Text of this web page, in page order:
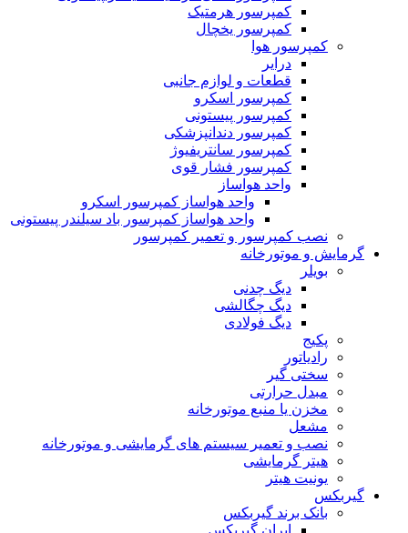
کمپرسور هرمتیک
کمپرسور یخچال
کمپرسور هوا
درایر
قطعات و لوازم جانبی
کمپرسور اسکرو
کمپرسور پیستونی
کمپرسور دندانپزشکی
کمپرسور سانتریفیوژ
کمپرسور فشار قوی
واحد هواساز
واحد هواساز کمپرسور اسکرو
واحد هواساز کمپرسور باد سیلندر پیستونی
نصب کمپرسور و تعمیر کمپرسور
گرمایش و موتورخانه
بویلر
دیگ چدنی
دیگ چگالشی
دیگ فولادی
پکیج
رادیاتور
سختی گیر
مبدل حرارتی
مخزن یا منبع موتورخانه
مشعل
نصب و تعمیر سیستم های گرمایشی و موتورخانه
هیتر گرمایشی
یونیت هیتر
گیربکس
بانک برند گیربکس
ایران گیربکس